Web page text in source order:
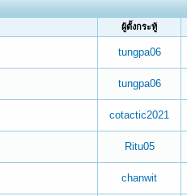
ผู้ตั้งกระทู้
tungpa06
tungpa06
cotactic2021
Ritu05
chanwit